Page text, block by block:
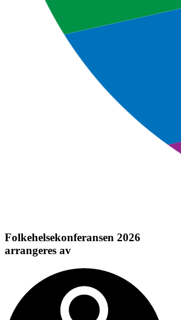
Folkehelsekonferansen 2026
arrangeres av